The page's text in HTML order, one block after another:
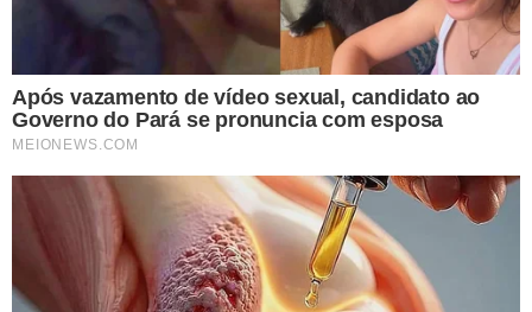
MAIS OPORTUNIDADES!
Sine oferta mais de 300 vagas
de emprego nesta semana
em Teresina; veja lista!
OBRAS DA TRANSNORDESTINA
Lula e W. Dias visitam
Transnordestina, obras
devem gerar 5 mil empregos